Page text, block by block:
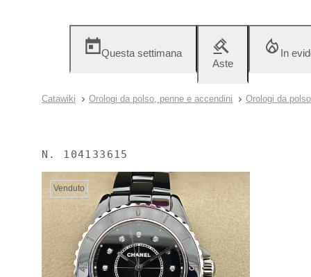
Questa settimana
Aste
In
Catawiki Orologi da polso, penne e accendini Orologi da polso
N. 104133615
Venduto